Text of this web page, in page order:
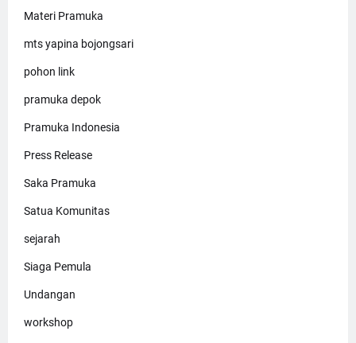
Materi Pramuka
mts yapina bojongsari
pohon link
pramuka depok
Pramuka Indonesia
Press Release
Saka Pramuka
Satua Komunitas
sejarah
Siaga Pemula
Undangan
workshop